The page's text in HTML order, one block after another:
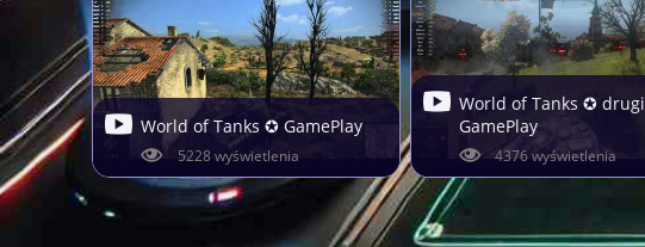
World of Tanks ✪ GamePlay
5228 wyświetlenia
World of Tanks ✪ drugi
GamePlay
4376 wyświetlenia